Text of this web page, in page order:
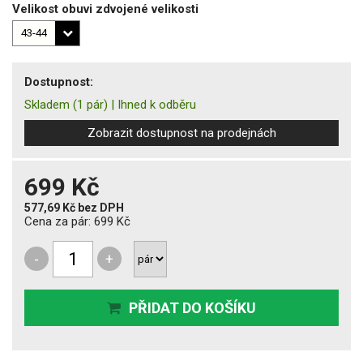
Velikost obuvi zdvojené velikosti
Dostupnost:
Skladem (1 pár) | Ihned k odběru
Zobrazit dostupnost na prodejnách
699 Kč
577,69 Kč bez DPH
Cena za pár: 699 Kč
- +
PŘIDAT DO KOŠÍKU